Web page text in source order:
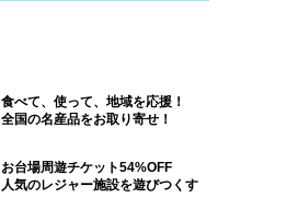
食べて、使って、地域を応援！
全国の名産品をお取り寄せ！
お台場周遊チケット54%OFF
人気のレジャー施設を遊びつくす